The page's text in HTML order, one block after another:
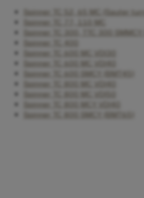
Spinner TC 52, 65 MC (Sauter
Spinner TC 77, 110 MC
Spinner TC 300, TTC 300 SMMCY
Spinner TC 400
Spinner TC 600 MC VDI30
Spinner TC 600 MC VDI40
Spinner TC 600 SMCY (BMT45)
Spinner TC 800 MC VDI40
Spinner TC 800 MC VDI50
Spinner TC 800 MCY VDI40
Spinner TC 800 SMCY (BMT65)